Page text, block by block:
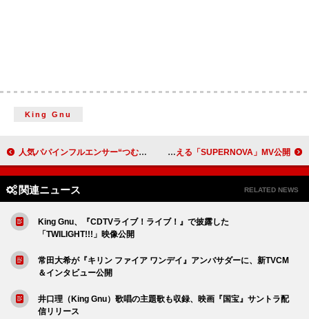
King Gnu
人気パパインフルエンサー“つむぱぱ”主催ファミリーフェス【nobinobi 2025】にHY／水カン／ケロポンズら出演決定 KANA-BOON、“人間の不屈の精神”を讃える「SUPERNOVA」MV公開
関連ニュース RELATED NEWS
King Gnu、『CDTVライブ！ライブ！』で披露した
「TWILIGHT!!!」映像公開
常田大希が『キリン ファイア ワンデイ』アンバサダーに、新TVCM
＆インタビュー公開
井口理（King Gnu）歌唱の主題歌も収録、映画『国宝』サントラ配
信リリース